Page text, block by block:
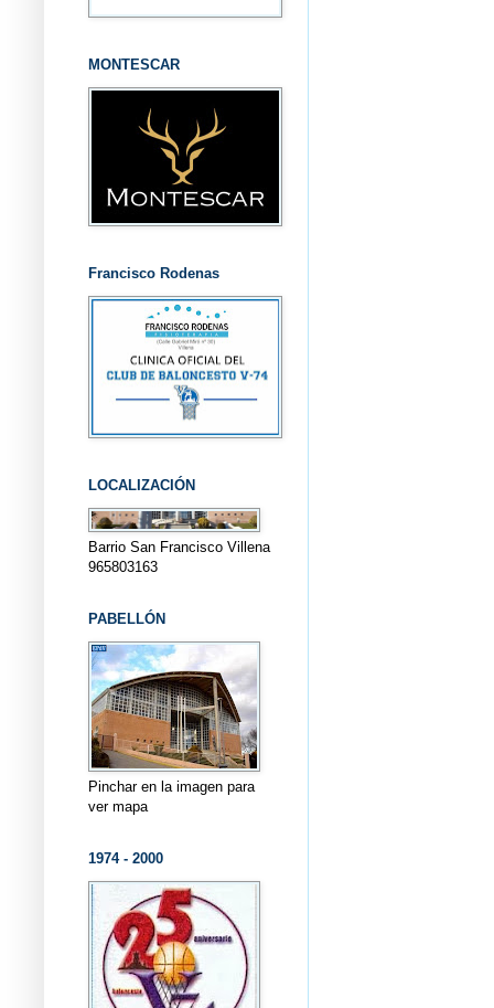
MONTESCAR
Francisco Rodenas
LOCALIZACIÓN
Barrio San Francisco Villena
965803163
PABELLÓN
Pinchar en la imagen para
ver mapa
1974 - 2000